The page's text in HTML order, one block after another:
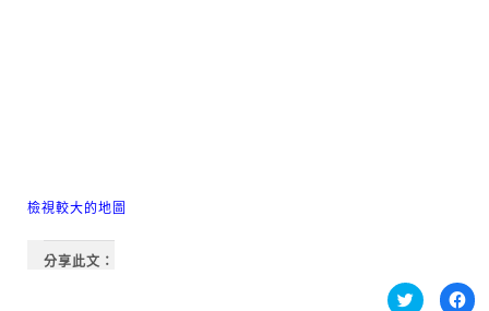
檢視較大的地圖
分享此文：
分 按